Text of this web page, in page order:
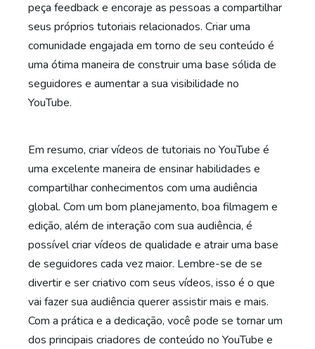
peça feedback e encoraje as pessoas a compartilhar
seus próprios tutoriais relacionados. Criar uma
comunidade engajada em torno de seu conteúdo é
uma ótima maneira de construir uma base sólida de
seguidores e aumentar a sua visibilidade no
YouTube.
Em resumo, criar vídeos de tutoriais no YouTube é
uma excelente maneira de ensinar habilidades e
compartilhar conhecimentos com uma audiência
global. Com um bom planejamento, boa filmagem e
edição, além de interação com sua audiência, é
possível criar vídeos de qualidade e atrair uma base
de seguidores cada vez maior. Lembre-se de se
divertir e ser criativo com seus vídeos, isso é o que
vai fazer sua audiência querer assistir mais e mais.
Com a prática e a dedicação, você pode se tornar um
dos principais criadores de conteúdo no YouTube e